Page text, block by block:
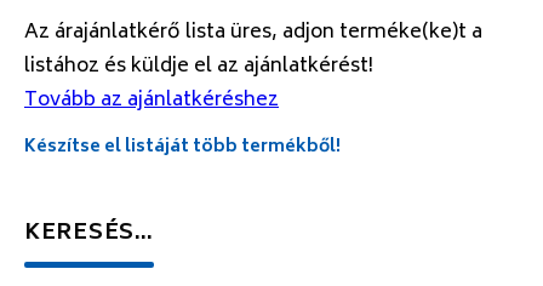
Az árajánlatkérő lista üres, adjon terméke(ke)t a
listához és küldje el az ajánlatkérést!
Tovább az ajánlatkéréshez
Készítse el listáját több termékből!
KERESÉS…